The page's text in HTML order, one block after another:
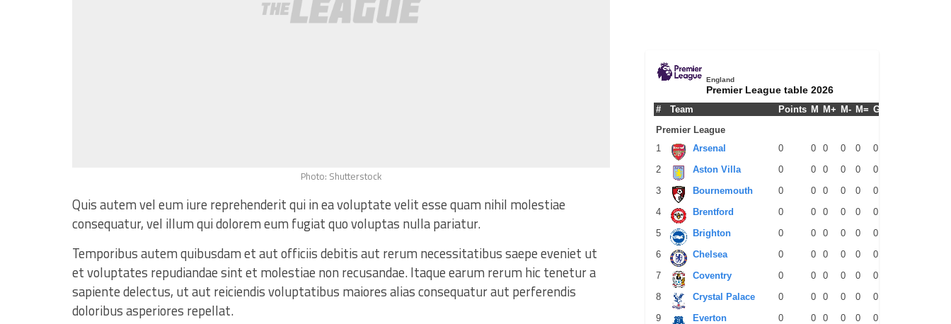
Photo: Shutterstock
Quis autem vel eum iure reprehenderit qui in ea voluptate velit esse quam nihil molestiae
consequatur, vel illum qui dolorem eum fugiat quo voluptas nulla pariatur.
Temporibus autem quibusdam et aut officiis debitis aut rerum necessitatibus saepe eveniet ut
et voluptates repudiandae sint et molestiae non recusandae. Itaque earum rerum hic tenetur a
sapiente delectus, ut aut reiciendis voluptatibus maiores alias consequatur aut perferendis
doloribus asperiores repellat.
England
Premier League table 2026
# Team Points M M+ M- M= G+
Premier League
1
Arsenal 0 0 0 0 0 0
2
Aston Villa 0 0 0 0 0 0
3
Bournemouth 0 0 0 0 0 0
4
Brentford 0 0 0 0 0 0
5
Brighton 0 0 0 0 0 0
6
Chelsea 0 0 0 0 0 0
7
Coventry 0 0 0 0 0 0
8
Crystal Palace 0 0 0 0 0 0
9
Everton 0 0 0 0 0 0